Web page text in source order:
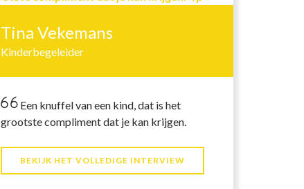
Tina Vekemans
Kinderbegeleider
Een knuffel van een kind, dat is het
grootste compliment dat je kan krijgen.
BEKIJK HET VOLLEDIGE INTERVIEW